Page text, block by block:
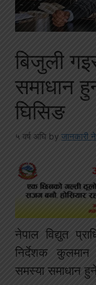
बिजुली
समाधान
घिसिङ
५ वर्ष अघि by जानकारी
नेपाल विद्युत
निर्देशक
समस्या समाधान